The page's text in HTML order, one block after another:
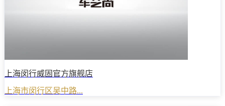
上海闵行威固官方旗舰店
上海市闵行区吴中路...